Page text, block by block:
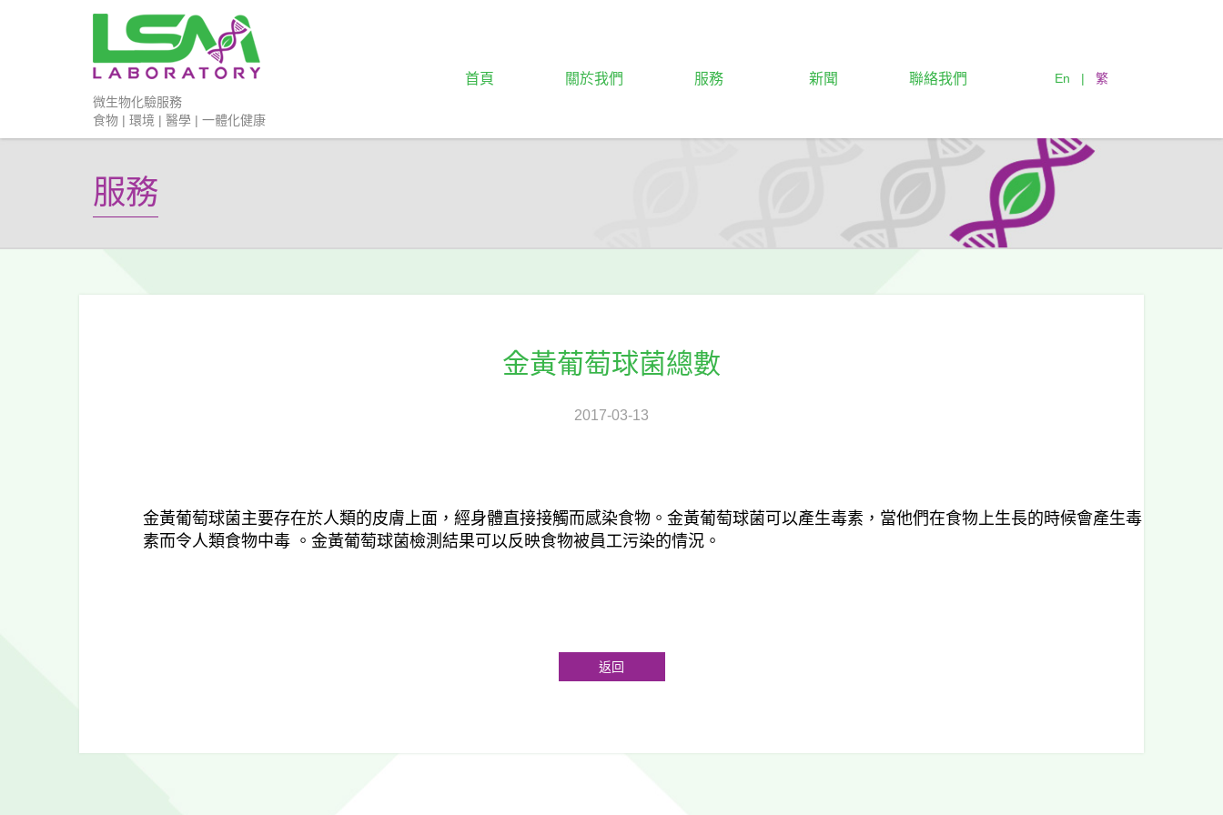
微生物化驗服務
食物 | 環境 | 醫學 | 一體化健康
首頁 關於我們 服務 新聞 聯絡我們 En | 繁
服務
金黃葡萄球菌總數
2017-03-13
金黃葡萄球菌主要存在於人類的皮膚上面，經身體直接接觸而感染食物。金黃葡萄球菌可以產生毒素，當他們在食物上生長的時候會產生毒
素而令人類食物中毒 。金黃葡萄球菌檢測結果可以反映食物被員工污染的情況。
返回